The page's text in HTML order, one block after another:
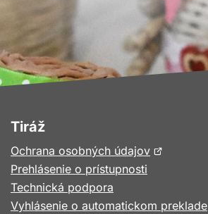
Tiráž
Ochrana osobných údajovOtvorí
novom
Prehlásenie o prístupnosti
Technická podpora
Vyhlásenie o automatickom preklade